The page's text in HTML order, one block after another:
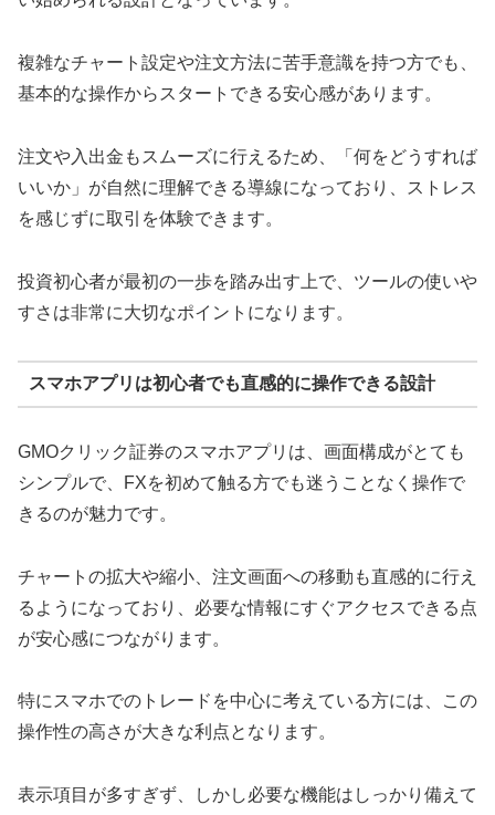
複雑なチャート設定や注文方法に苦手意識を持つ方でも、
基本的な操作からスタートできる安心感があります。
注文や入出金もスムーズに行えるため、「何をどうすれば
いいか」が自然に理解できる導線になっており、ストレス
を感じずに取引を体験できます。
投資初心者が最初の一歩を踏み出す上で、ツールの使いや
すさは非常に大切なポイントになります。
スマホアプリは初心者でも直感的に操作できる設計
GMOクリック証券のスマホアプリは、画面構成がとても
シンプルで、FXを初めて触る方でも迷うことなく操作で
きるのが魅力です。
チャートの拡大や縮小、注文画面への移動も直感的に行え
るようになっており、必要な情報にすぐアクセスできる点
が安心感につながります。
特にスマホでのトレードを中心に考えている方には、この
操作性の高さが大きな利点となります。
表示項目が多すぎず、しかし必要な機能はしっかり備えて